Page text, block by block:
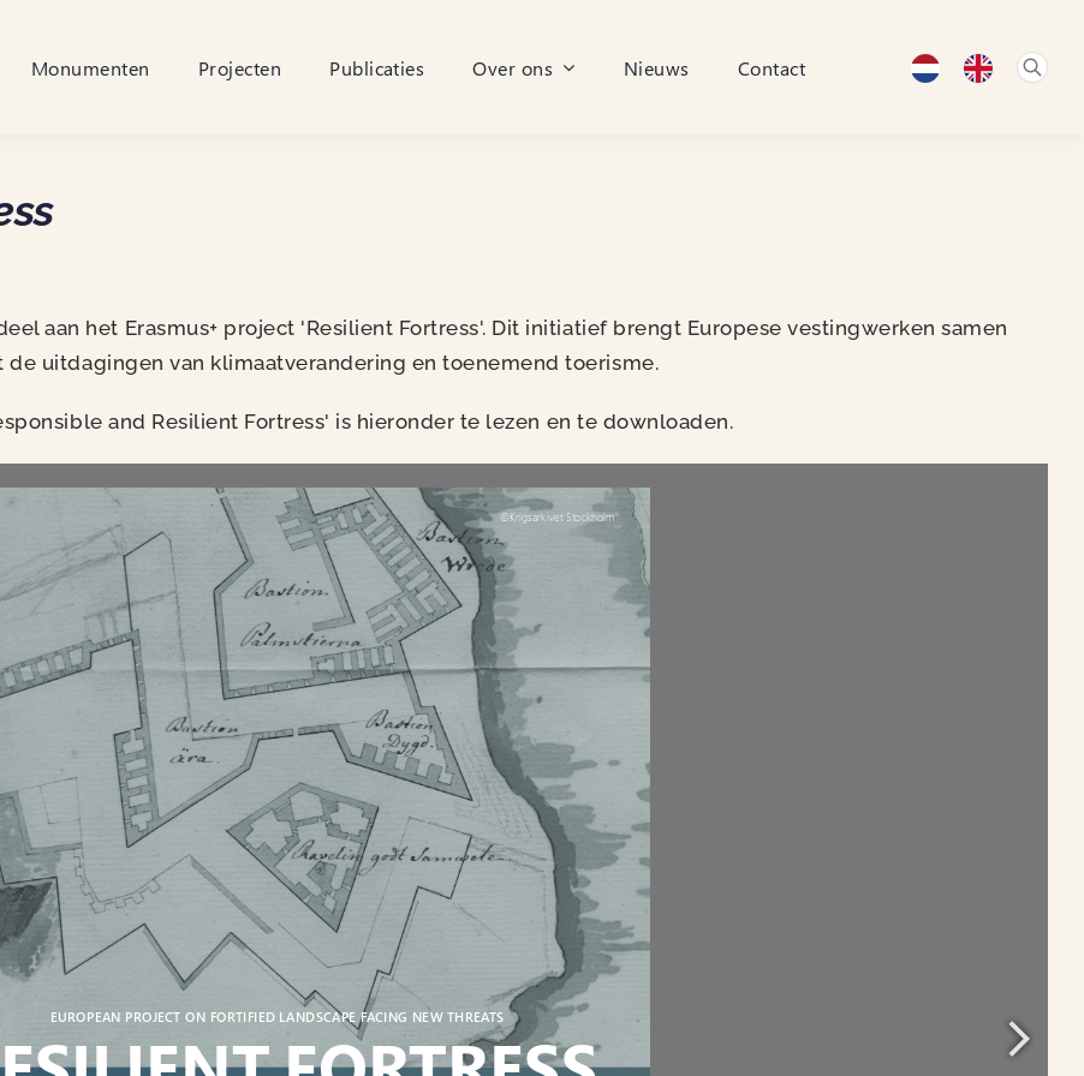
Monumenten Projecten Publicaties Over ons Nieuws Contact
aan het Erasmus+ project 'Resilient Fortress'. Dit initiatief brengt Europese vestingwerken samen
uitdagingen van klimaatverandering en toenemend toerisme.
and Resilient Fortress' is hieronder te lezen en te downloaden.